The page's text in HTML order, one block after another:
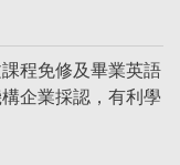
程免修及畢業英語
企業採認，有利學